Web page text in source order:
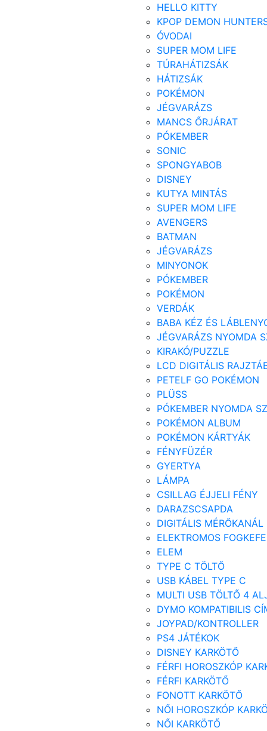
HELLO KITTY
KPOP DEMON
ÓVODAI
SUPER MOM LIFE
TÚRAHÁTIZSÁK
HÁTIZSÁK
POKÉMON
JÉGVARÁZS
MANCS ŐRJÁRAT
PÓKEMBER
SONIC
SPONGYABOB
DISNEY
KUTYA MINTÁS
SUPER MOM LIFE
AVENGERS
BATMAN
JÉGVARÁZS
MINYONOK
PÓKEMBER
POKÉMON
VERDÁK
BABA KÉZ ÉS
JÉGVARÁZS NYOMDA
KIRAKÓ/PUZZLE
LCD DIGITÁLIS
PETELF GO POKÉMON
PLÜSS
PÓKEMBER NYOMDA
POKÉMON ALBUM
POKÉMON KÁRTYÁK
FÉNYFÜZÉR
GYERTYA
LÁMPA
CSILLAG ÉJJELI FÉNY
DARAZSCSAPDA
DIGITÁLIS MÉRŐKANÁL
ELEKTROMOS FOGKEFE
ELEM
TYPE C TÖLTŐ
USB KÁBEL TYPE C
MULTI USB TÖLTŐ 4
DYMO KOMPATIBILIS
JOYPAD/KONTROLLER
PS4 JÁTÉKOK
DISNEY KARKÖTŐ
FÉRFI HOROSZKÓP
FÉRFI KARKÖTŐ
FONOTT KARKÖTŐ
NŐI HOROSZKÓP
NŐI KARKÖTŐ